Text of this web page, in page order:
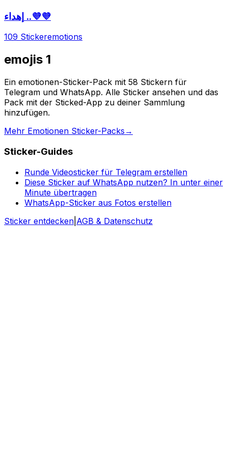
إهداء ..💜💜
109 Stickeremotions
emojis 1
Ein emotionen-Sticker-Pack mit 58 Stickern für
Telegram und WhatsApp. Alle Sticker ansehen und das
Pack mit der Sticked-App zu deiner Sammlung
hinzufügen.
Mehr Emotionen Sticker-Packs →
Sticker-Guides
Runde Videosticker für Telegram erstellen
Diese Sticker auf WhatsApp nutzen? In unter einer
Minute übertragen
WhatsApp-Sticker aus Fotos erstellen
Sticker entdecken AGB & Datenschutz